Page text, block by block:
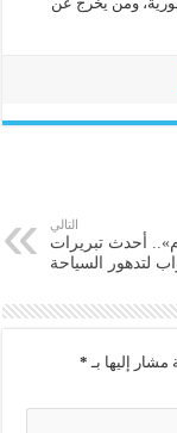
التالي
أحدث تبريرات
لتدهور السياحة
مشار إليها بـ *